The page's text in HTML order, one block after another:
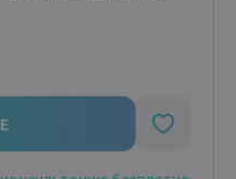
Устали от постоянного
в решении
полноценно жить?
и гладкой. Иногда мы
ситуациями, когда